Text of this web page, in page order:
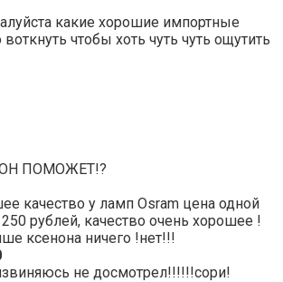
какие хорошие импортные
чтобы хоть чуть чуть ощутить
ПОМОЖЕТ!?
качество у ламп Osram цена одной
рублей, качество очень хорошее !
ксенона ничего !нет!!!
не досмотрел!!!!!!сори!